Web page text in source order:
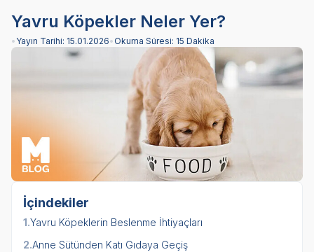
Yavru Köpekler Neler Yer?
• Yayın Tarihi: 15.01.2026•Okuma Süresi: 15 Dakika
İçindekiler
1.Yavru Köpeklerin Beslenme İhtiyaçları
2.Anne Sütünden Katı Gıdaya Geçiş